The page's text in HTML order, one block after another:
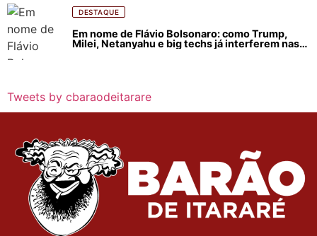
DESTAQUE
Em nome de Flávio Bolsonaro: como Trump,
Milei, Netanyahu e big techs já interferem nas
Tweets by cbaraodeitarare